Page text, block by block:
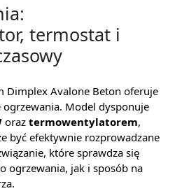
termostat i
Dimplex Avalone Beton oferuje
Model dysponuje
oraz termowentylatorem,
być efektywnie rozprowadzane
które sprawdza się
ogrzewania, jak i sposób na